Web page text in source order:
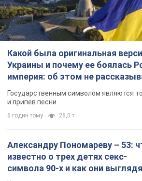
Какой была оригинальная
Украины и почему ее боялась
империя: об этом не
Государственным символом являются
и припев песни
6 годин тому 26,0 т.
Александру Пономареву – 53:
известно о трех детях секс-
символа 90-х и как они